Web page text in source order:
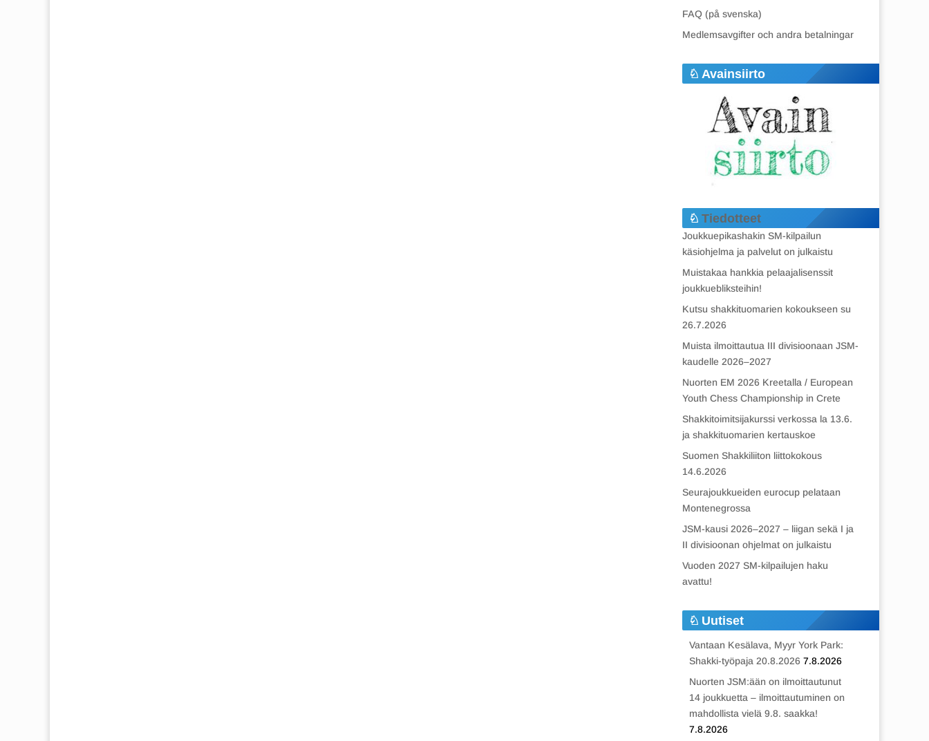
FAQ (på svenska)
Medlemsavgifter och andra betalningar
Avainsiirto
Tiedotteet
Joukkuepikashakin SM-kilpailun
käsiohjelma ja palvelut on julkaistu
Muistakaa hankkia pelaajalisenssit
joukkuebliksteihin!
Kutsu shakkituomarien kokoukseen su
26.7.2026
Muista ilmoittautua III divisioonaan JSM-
kaudelle 2026–2027
Nuorten EM 2026 Kreetalla / European
Youth Chess Championship in Crete
Shakkitoimitsijakurssi verkossa la 13.6.
ja shakkituomarien kertauskoe
Suomen Shakkiliiton liittokokous
14.6.2026
Seurajoukkueiden eurocup pelataan
Montenegrossa
JSM-kausi 2026–2027 – liigan sekä I ja
II divisioonan ohjelmat on julkaistu
Vuoden 2027 SM-kilpailujen haku
avattu!
Uutiset
Vantaan Kesälava, Myyr York Park:
Shakki-työpaja 20.8.2026 7.8.2026
Nuorten JSM:ään on ilmoittautunut
14 joukkuetta – ilmoittautuminen on
mahdollista vielä 9.8. saakka!
7.8.2026